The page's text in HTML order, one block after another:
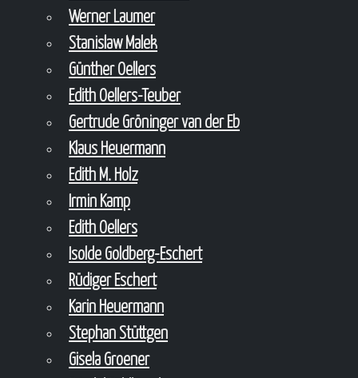
Werner Laumer
Stanislaw Malek
Günther Oellers
Edith Oellers-Teuber
Gertrude Gröninger van der Eb
Klaus Heuermann
Edith M. Holz
Irmin Kamp
Edith Oellers
Isolde Goldberg-Eschert
Rüdiger Eschert
Karin Heuermann
Stephan Stüttgen
Gisela Groener